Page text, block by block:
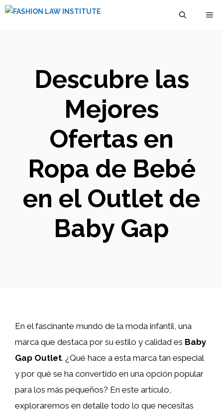
Saltar
Descubre las
Mejores
Ofertas en
Ropa de Bebé
en el Outlet de
Baby Gap
En el fascinante mundo de la moda infantil, una
marca que destaca por su estilo y calidad es Baby
Gap Outlet. ¿Qué hace a esta marca tan especial
y por qué se ha convertido en una opción popular
para los más pequeños? En este artículo,
exploraremos en detalle todo lo que necesitas